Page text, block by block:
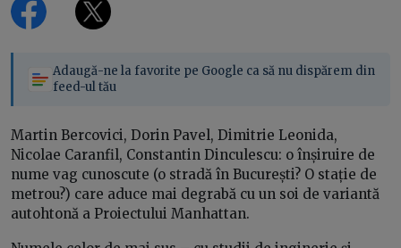
Adaugă-ne la favorite pe Google ca să nu dispărem din
feed-ul tău
Martin Bercovici, Dorin Pavel, Dimitrie Leonida,
Nicolae Caranfil, Constantin Dinculescu: o înșiruire de
nume vag cunoscute (o stradă în București? O stație de
metrou?) care aduce mai degrabă cu un soi de variantă
autohtonă a Proiectului Manhattan.